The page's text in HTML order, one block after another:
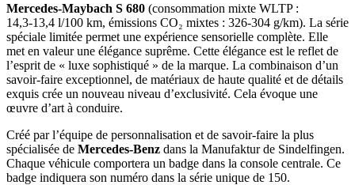
Mercedes-Maybach S 680 (consommation mixte WLTP :
14,3‑13,4 l/100 km, émissions CO₂ mixtes : 326‑304 g/km). La série
spéciale limitée permet une expérience sensorielle complète. Elle
met en valeur une élégance suprême. Cette élégance est le reflet de
l’esprit de « luxe sophistiqué » de la marque. La combinaison d’un
savoir-faire exceptionnel, de matériaux de haute qualité et de détails
exquis crée un nouveau niveau d’exclusivité. Cela évoque une
œuvre d’art à conduire.
Créé par l’équipe de personnalisation et de savoir-faire la plus
spécialisée de Mercedes-Benz dans la Manufaktur de Sindelfingen.
Chaque véhicule comportera un badge dans la console centrale. Ce
badge indiquera son numéro dans la série unique de 150.